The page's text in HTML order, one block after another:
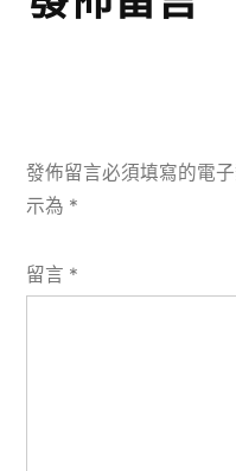
發佈留言必須填寫的電
示為 *
留言 *